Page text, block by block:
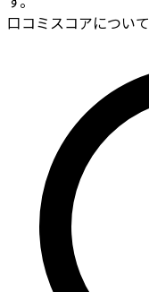
口コミスコアについて